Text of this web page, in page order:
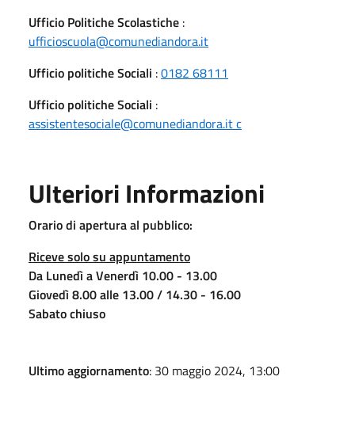
Ufficio Politiche Scolastiche :
ufficioscuola@comunediandora.it
Ufficio politiche Sociali :0182 68111
Ufficio politiche Sociali :
assistentesociale@comunediandora.it c
Ulteriori Informazioni
Orario di apertura al pubblico:
Riceve solo su appuntamento
Da Lunedì a Venerdì 10.00 - 13.00
Giovedì 8.00 alle 13.00 / 14.30 - 16.00
Sabato chiuso
Ultimo aggiornamento: 30 maggio 2024, 13:00